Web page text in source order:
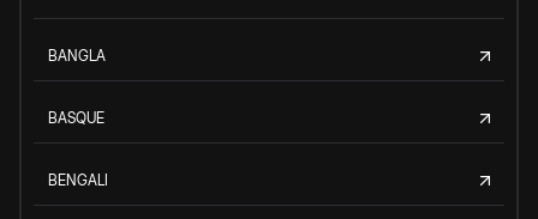
BANGLA
BASQUE
BENGALI